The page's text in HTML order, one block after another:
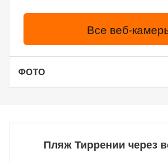
Все веб-
ФОТО
Пляж Тиррении через